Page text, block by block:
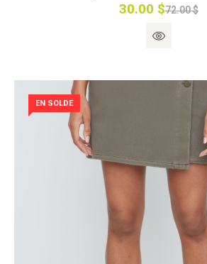
30.00 $72.00 $
EN SOLDE